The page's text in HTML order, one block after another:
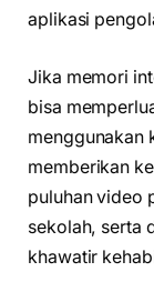
aplikasi
Jika memori
bisa
menggunakan
memberikan
puluhan video
sekolah, serta
khawatir